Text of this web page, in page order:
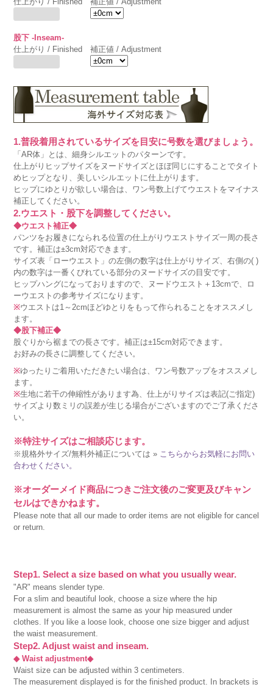
股下 -Inseam-
仕上がり / Finished
補正値 / Adjustment
1.普段着用されているサイズを目安に号数を選びましょう。
「AR体」とは、細身シルエットのパターンです。
仕上がりヒップサイズをヌードサイズとほぼ同じにすることでタイト
めヒップとなり、美しいシルエットに仕上がります。
ヒップにゆとりが欲しい場合は、ワン号数上げてウエストをマイナス
補正してください。
2.ウエスト・股下を調整してください。
◆ウエスト補正◆
パンツをお履きになられる位置の仕上がりウエストサイズ一周の長さ
です。補正は±3cm対応できます。
サイズ表「ローウエスト」の左側の数字は仕上がりサイズ、右側の( )
内の数字は一番くびれている部分のヌードサイズの目安です。
ヒップハングになっておりますので、ヌードウエスト＋13cmで、ロ
ーウエストの参考サイズになります。
※ウエストは1～2cmほどゆとりをもって作られることをオススメし
ます。
◆股下補正◆
股ぐりから裾までの長さです。補正は±15cm対応できます。
お好みの長さに調整してください。
※ゆったりご着用いただきたい場合は、ワン号数アップをオススメし
ます。
※生地に若干の伸縮性があります為、仕上がりサイズは表記(ご指定)
サイズより数ミリの誤差が生じる場合がございますのでご了承くださ
い。
※特注サイズはご相談応じます。
※規格外サイズ/無料外補正については » こちらからお気軽にお問い
合わせください。
※オーダーメイド商品につきご注文後のご変更及びキャン
セルはできかねます。
Please note that all our made to order items are not eligible for cancel
or return.
Step1. Select a size based on what you usually wear.
"AR" means slender type.
For a slim and beautiful look, choose a size where the hip
measurement is almost the same as your hip measured under
clothes. If you like a loose look, choose one size bigger and adjust
the waist measurement.
Step2. Adjust waist and inseam.
◆ Waist adjustment◆
Waist size can be adjusted within 3 centimeters.
The measurement displayed is for the finished product. In brackets is